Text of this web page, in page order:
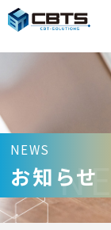
NEWS
お知らせ